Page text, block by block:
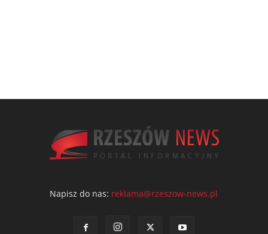
Napisz do nas: reklama@rzeszow-news.pl